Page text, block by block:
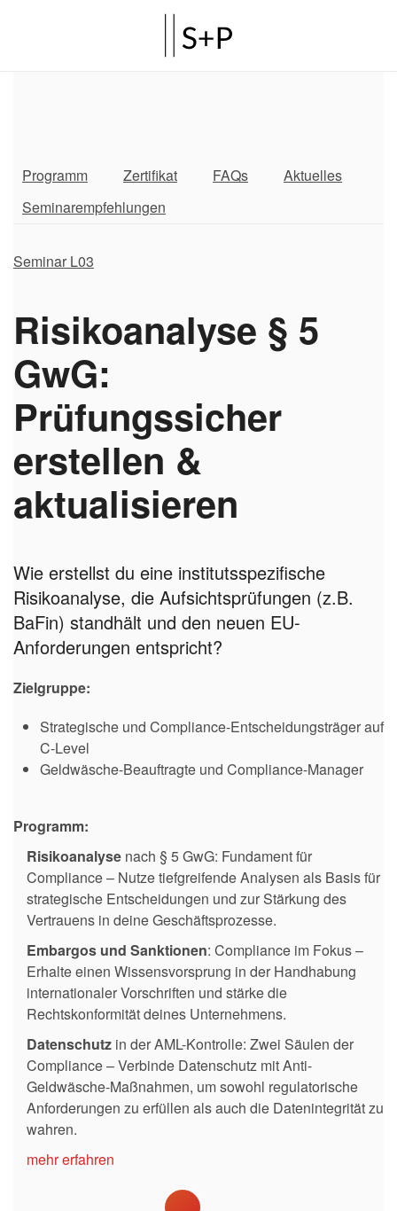
Programm Zertifikat FAQs
Aktuelles
Seminarempfehlungen
Seminar L03
Risikoanalyse § 5
GwG:
Prüfungssicher
erstellen &
aktualisieren
Wie erstellst du eine institutsspezifische
Risikoanalyse, die Aufsichtsprüfungen (z.B.
BaFin) standhält und den neuen EU-
Anforderungen entspricht?
Zielgruppe:
Strategische und Compliance-Entscheidungsträger auf
C-Level
Geldwäsche-Beauftragte und Compliance-Manager
Programm:
Risikoanalyse nach § 5 GwG: Fundament für
Compliance – Nutze tiefgreifende Analysen als Basis für
strategische Entscheidungen und zur Stärkung des
Vertrauens in deine Geschäftsprozesse.
Embargos und Sanktionen: Compliance im Fokus –
Erhalte einen Wissensvorsprung in der Handhabung
internationaler Vorschriften und stärke die
Rechtskonformität deines Unternehmens.
Datenschutz in der AML-Kontrolle: Zwei Säulen der
Compliance – Verbinde Datenschutz mit Anti-
Geldwäsche-Maßnahmen, um sowohl regulatorische
Anforderungen zu erfüllen als auch die Datenintegrität zu
wahren.
mehr erfahren